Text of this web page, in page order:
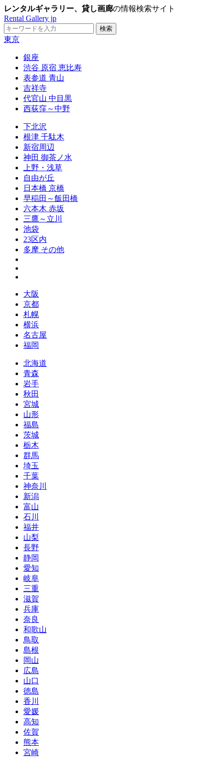
レンタルギャラリー、貸し画廊の情報検索サイト
Rental Gallery jp
東京
銀座
渋谷 原宿 恵比寿
表参道 青山
吉祥寺
代官山 中目黒
西荻窪～中野
下北沢
根津 千駄木
新宿周辺
神田 御茶ノ水
上野・浅草
自由が丘
日本橋 京橋
早稲田～飯田橋
六本木 赤坂
三鷹～立川
池袋
23区内
多摩 その他
大阪
京都
札幌
横浜
名古屋
福岡
北海道
青森
岩手
秋田
宮城
山形
福島
茨城
栃木
群馬
埼玉
千葉
神奈川
新潟
富山
石川
福井
山梨
長野
静岡
愛知
岐阜
三重
滋賀
兵庫
奈良
和歌山
鳥取
島根
岡山
広島
山口
徳島
香川
愛媛
高知
佐賀
熊本
宮崎